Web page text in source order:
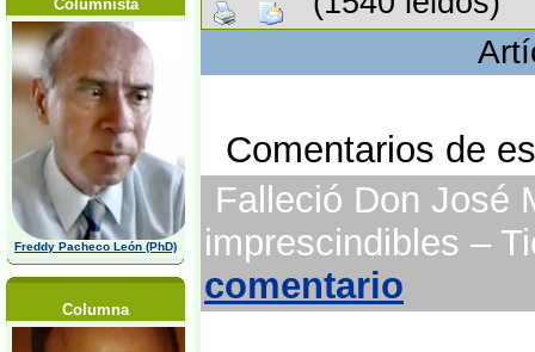
Columnista
Freddy Pacheco León (PhD)
Columna
Comentarios de
Falleció Don José
imprescindibles –
comentario